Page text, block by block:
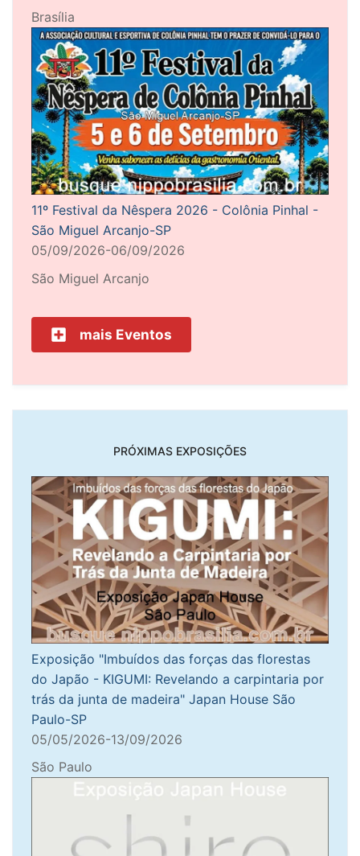
Brasília
11º Festival da Nêspera 2026 - Colônia Pinhal -
São Miguel Arcanjo-SP
05/09/2026-06/09/2026
São Miguel Arcanjo
mais Eventos
PRÓXIMAS EXPOSIÇÕES
Exposição "Imbuídos das forças das florestas
do Japão - KIGUMI: Revelando a carpintaria por
trás da junta de madeira" Japan House São
Paulo-SP
05/05/2026-13/09/2026
São Paulo